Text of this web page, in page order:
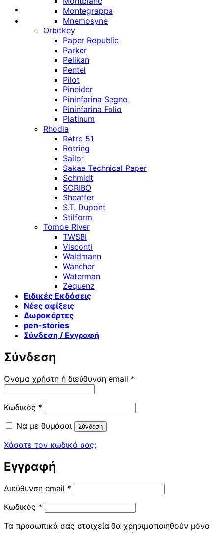
Montegrappa
Mnemosyne
Orbitkey
Paper Republic
Parker
Pelikan
Pentel
Pilot
Pineider
Pininfarina Segno
Pininfarina Folio
Platinum
Rhodia
Retro 51
Rotring
Sailor
Sakae Technical Paper
Schmidt
SCRIBO
Sheaffer
S.T. Dupont
Stilform
Tomoe River
TWSBI
Visconti
Waldmann
Wancher
Waterman
Zequenz
Ειδικές Εκδόσεις
Νέες αφίξεις
Δωροκάρτες
pen-stories
Σύνδεση / Εγγραφή
Σύνδεση
Όνομα χρήστη ή διεύθυνση email *
Κωδικός * Απαιτείται
Να με θυμάσαι
Σύνδεση
Χάσατε τον κωδικό σας;
Εγγραφή
Διεύθυνση email * Απαιτείται
Κωδικός * Απαιτείται
Τα προσωπικά σας στοιχεία θα χρησιμοποιηθούν μόνο